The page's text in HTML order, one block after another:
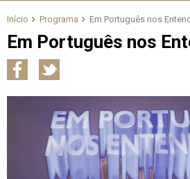
Início Programa Em Português nos
Em Português nos